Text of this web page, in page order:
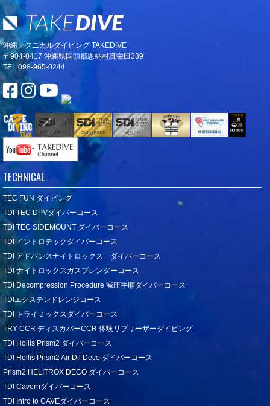
沖縄テクニカルダイビング TAKEDIVE
〒904-0417 沖縄県国頭郡恩納村真栄田339
TEL:098-965-0244
TECHNICAL
TEC FUN ダイビング
TDI TEC DPVダイバーコース
TDI TEC SIDEMOUNT ダイバーコース
TDI イントロテックダイバーコース
TDI アドバンスナイトロックス ダイバーコース
TDI ナイトロックスガスブレンダーコース
TDI Decompression Procedure 減圧手順ダイバーコース
TDIエクステンドレンジコース
TDI トライミックスダイバーコース
TRY CCR ディスカバーCCR 体験リブリーザーダイビング
TDI Hollis Prism2 ダイバーコース
TDI Hollis Prism2 Air Dil Deco ダイバーコース
Prism2 HELITROX DECO ダイバーコース
TDI Cavernダイバーコース
TDI Intro to CAVEダイバーコース